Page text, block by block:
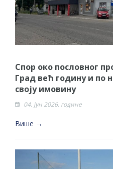
Спор око пословног
Град већ годину и по
своју имовину
04. јун 2026. године
Више →